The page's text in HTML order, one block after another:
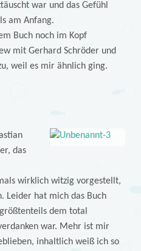
war und das Gefühl
am Anfang.
Buch noch im Kopf
mit Gerhard Schröder und
weil es mir ähnlich ging.
das
wirklich witzig vorgestellt,
Leider hat mich das Buch
dem total
war. Mehr ist mir
inhaltlich weiß ich so